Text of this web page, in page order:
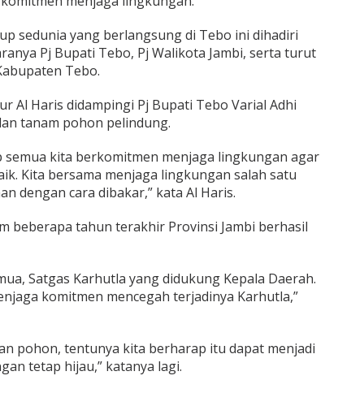
sedunia yang berlangsung di Tebo ini dihadiri
Pj Bupati Tebo, Pj Walikota Jambi, serta turut
Tebo.
Al Haris didampingi Pj Bupati Tebo Varial Adhi
tanam pohon pelindung.
semua kita berkomitmen menjaga lingkungan agar
Kita bersama menjaga lingkungan salah satu
dengan cara dibakar,” kata Al Haris.
beberapa tahun terakhir Provinsi Jambi berhasil
Satgas Karhutla yang didukung Kepala Daerah.
komitmen mencegah terjadinya Karhutla,”
pohon, tentunya kita berharap itu dapat menjadi
tetap hijau,” katanya lagi.